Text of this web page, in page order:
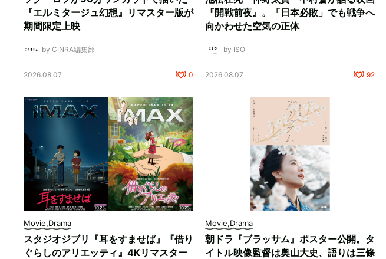
『エルミタージュ幻想』リマスター版が
期間限定上映
by CINRA編集部
2026.08.07 0
『開戦前夜』。「日本必敗」でも戦争へ
向かわせた空気の正体
by ISO
2026.08.07 92
Movie,Drama
スタジオジブリ『耳をすませば』『借り
ぐらしのアリエッティ』4Kリマスター
Movie,Drama
朝ドラ『ブラッサム』ポスター公開。タ
イトル映像監督は奥山大史、語りは三條